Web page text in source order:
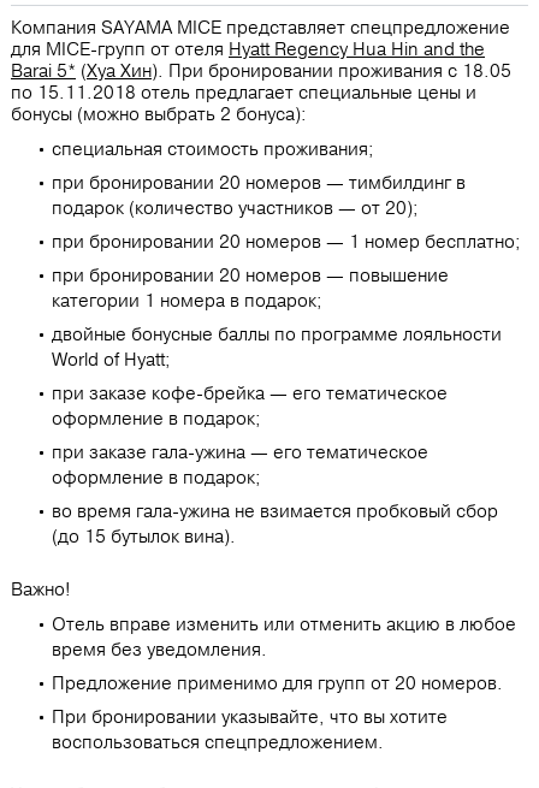
Компания SAYAMA MICE представляет спецпредложение
для MICE-групп от отеля Hyatt Regency Hua Hin and the
Barai 5* (Хуа Хин). При бронировании проживания с 18.05
по 15.11.2018 отель предлагает специальные цены и
бонусы (можно выбрать 2 бонуса):
специальная стоимость проживания;
при бронировании 20 номеров — тимбилдинг в
подарок (количество участников — от 20);
при бронировании 20 номеров — 1 номер бесплатно;
при бронировании 20 номеров — повышение
категории 1 номера в подарок;
двойные бонусные баллы по программе лояльности
World of Hyatt;
при заказе кофе-брейка — его тематическое
оформление в подарок;
при заказе гала-ужина — его тематическое
оформление в подарок;
во время гала-ужина не взимается пробковый сбор
(до 15 бутылок вина).
Важно!
Отель вправе изменить или отменить акцию в любое
время без уведомления.
Предложение применимо для групп от 20 номеров.
При бронировании указывайте, что вы хотите
воспользоваться спецпредложением.